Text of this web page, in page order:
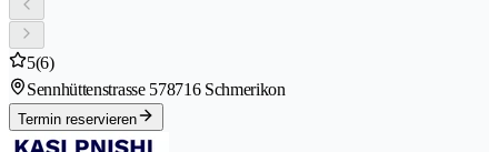
5(6)
Sennhüttenstrasse 578716 Schmerikon
Termin reservieren